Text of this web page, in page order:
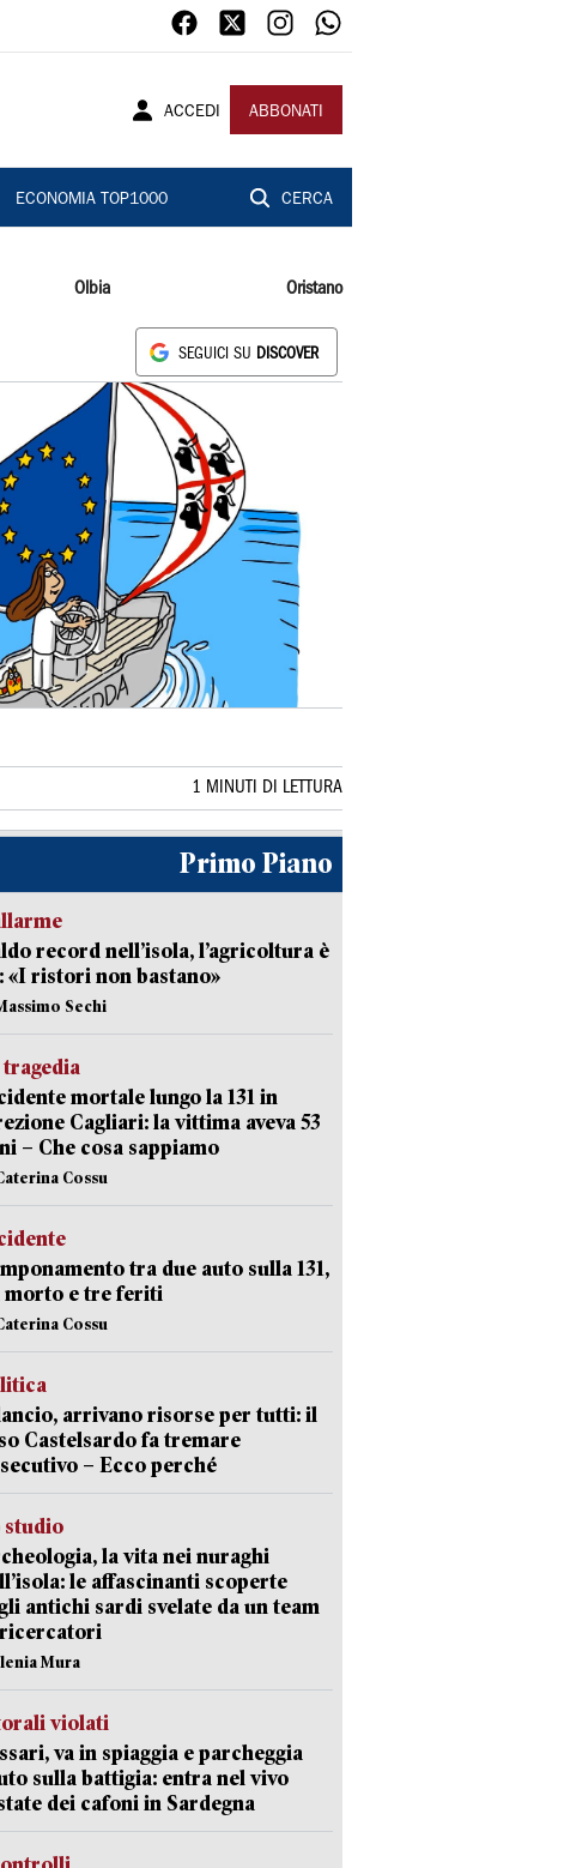
ACCEDI ABBONATI
ECONOMIA TOP1000 CERCA
Olbia Oristano
SEGUICI SU DISCOVER
1 MINUTI DI LETTURA
Primo Piano
record nell’isola, l’agricoltura è
«I ristori non bastano»
Sechi
tragedia
mortale lungo la 131 in
Cagliari: la vittima aveva 53
– Che cosa sappiamo
Cossu
tra due auto sulla 131,
morto e tre feriti
Cossu
arrivano risorse per tutti: il
Castelsardo fa tremare
– Ecco perché
studio
la vita nei nuraghi
le affascinanti scoperte
antichi sardi svelate da un team
Mura
violati
va in spiaggia e parcheggia
sulla battigia: entra nel vivo
dei cafoni in Sardegna